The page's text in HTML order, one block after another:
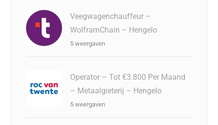
Veegwagenchauffeur –
WolframChain – Hengelo
5 weergaven
Operator – Tot €3.800 Per Maand
– Metaalgieterij – Hengelo
5 weergaven